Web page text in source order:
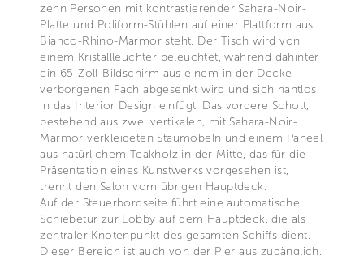
zehn Personen mit kontrastierender Sahara-Noir-
Platte und Poliform-Stühlen auf einer Plattform aus
Bianco-Rhino-Marmor steht. Der Tisch wird von
einem Kristallleuchter beleuchtet, während dahinter
ein 65-Zoll-Bildschirm aus einem in der Decke
verborgenen Fach abgesenkt wird und sich nahtlos
in das Interior Design einfügt. Das vordere Schott,
bestehend aus zwei vertikalen, mit Sahara-Noir-
Marmor verkleideten Staumöbeln und einem Paneel
aus natürlichem Teakholz in der Mitte, das für die
Präsentation eines Kunstwerks vorgesehen ist,
trennt den Salon vom übrigen Hauptdeck.
Auf der Steuerbordseite führt eine automatische
Schiebetür zur Lobby auf dem Hauptdeck, die als
zentraler Knotenpunkt des gesamten Schiffs dient.
Dieser Bereich ist auch von der Pier aus zugänglich,